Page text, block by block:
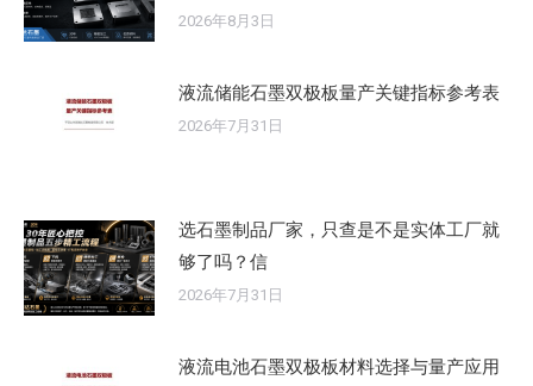
2026年8月3日
液流储能石墨双极板量产关键指标参考表
2026年7月31日
选石墨制品厂家，只查是不是实体工厂就
够了吗？信
2026年7月31日
液流电池石墨双极板材料选择与量产应用